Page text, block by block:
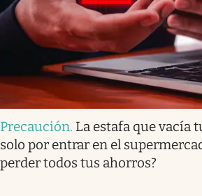
Precaución. La estafa que vacía
solo por entrar en el
perder todos tus ahorros?